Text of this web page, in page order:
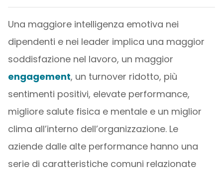
Una maggiore intelligenza emotiva nei
dipendenti e nei leader implica una maggior
soddisfazione nel lavoro, un maggior
engagement, un turnover ridotto, più
sentimenti positivi, elevate performance,
migliore salute fisica e mentale e un miglior
clima all’interno dell’organizzazione. Le
aziende dalle alte performance hanno una
serie di caratteristiche comuni relazionate